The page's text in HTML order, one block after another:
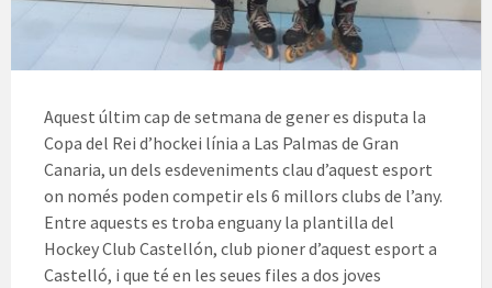
Aquest últim cap de setmana de gener es disputa la
Copa del Rei d’hockei línia a Las Palmas de Gran
Canaria, un dels esdeveniments clau d’aquest esport
on només poden competir els 6 millors clubs de l’any.
Entre aquests es troba enguany la plantilla del
HockeyClub Castellón, club pioner d’aquest esport a
Castelló, i que té en les seues files a dos joves